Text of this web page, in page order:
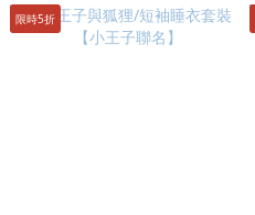
限時5折